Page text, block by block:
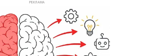
РЕКЛАМА